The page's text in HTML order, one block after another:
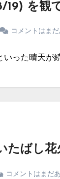
19) を観
コメントはま
いった晴天が
たばし花
コメントはまだ